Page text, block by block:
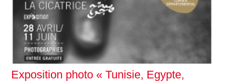
Exposition photo « Tunisie, Egypte,